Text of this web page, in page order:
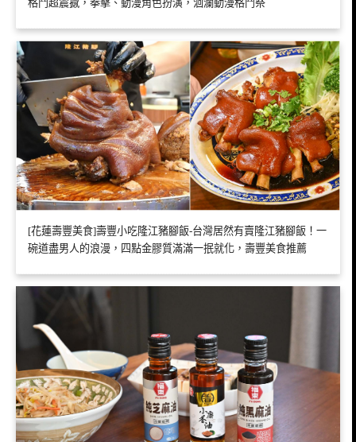
格鬥超震撼，拳擊、動漫角色扮演，洄瀾動漫格鬥祭
[花蓮壽豐美食]壽豐小吃隆江豬腳飯-台灣居然有賣隆江豬腳飯！一
碗道盡男人的浪漫，四點金膠質滿滿一抿就化，壽豐美食推薦